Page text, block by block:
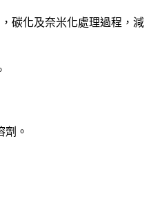
碳化及奈米化處理過程，減
劑。